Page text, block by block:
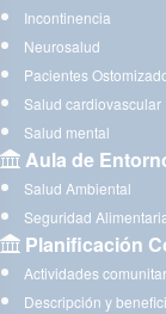
Incontinencia
Neurosalud
Pacientes
Salud cardiovascular
Salud mental
Aula de
Salud Ambiental
Seguridad
Planificación
Actividades
Descripción y